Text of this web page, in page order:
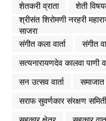
शेतकरी व्राता
शेती
श्रीसंत शिरोमणी नरहरी
साजरा
संगीत कला वार्ता
संगीत
सत्यनारायणदेव कालवा पाणी
सन उत्सव वार्ता
समाजात
सराफ सुवर्णकार संरक्षण